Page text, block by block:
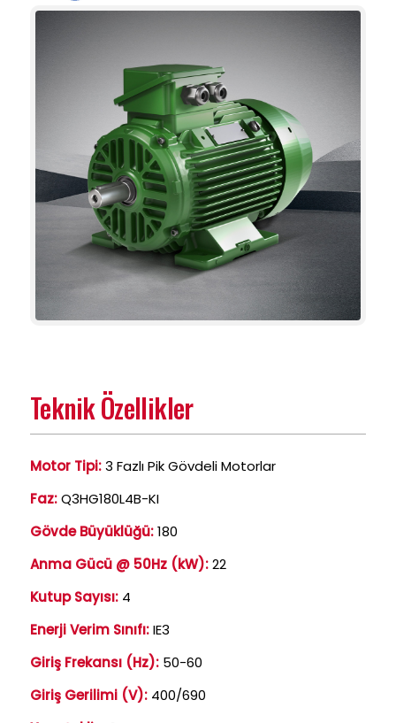
Teknik Özellikler
Motor Tipi:3 Fazlı Pik Gövdeli Motorlar
Faz:Q3HG180L4B-KI
Gövde Büyüklüğü:180
Anma Gücü @ 50Hz (kW):22
Kutup Sayısı: 4
Enerji Verim Sınıfı:IE3
Giriş Frekansı (Hz): 50-60
Giriş Gerilimi (V): 400/690